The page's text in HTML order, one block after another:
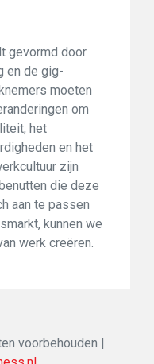
gevormd door
en de gig-
moeten
om
het
en het
zijn
die deze
aan te passen
kunnen we
werk creëren.
voorbehouden |